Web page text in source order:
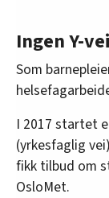
Ingen Y-
Som
I 2017 startet
(yrkesfaglig
fikk tilbud om
OsloMet.